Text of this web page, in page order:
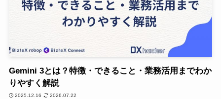
Gemini 3とは？特徴・できること・業務活用までわか
りやすく解説
2025.12.16 2026.07.22